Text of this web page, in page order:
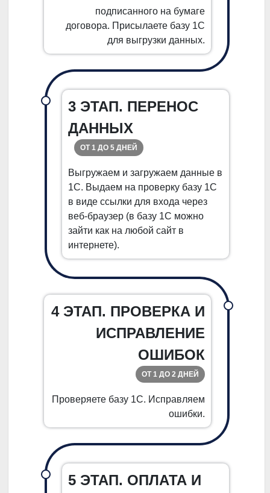
подписанного на бумаге
договора. Присылаете базу 1С
для выгрузки данных.
3 ЭТАП. ПЕРЕНОС
ДАННЫХ
ОТ 1 ДО 5 ДНЕЙ
Выгружаем и загружаем данные в
1С. Выдаем на проверку базу 1С
в виде ссылки для входа через
веб-браузер (в базу 1С можно
зайти как на любой сайт в
интернете).
4 ЭТАП. ПРОВЕРКА И
ИСПРАВЛЕНИЕ
ОШИБОК
ОТ 1 ДО 2 ДНЕЙ
Проверяете базу 1С. Исправляем
ошибки.
5 ЭТАП. ОПЛАТА И